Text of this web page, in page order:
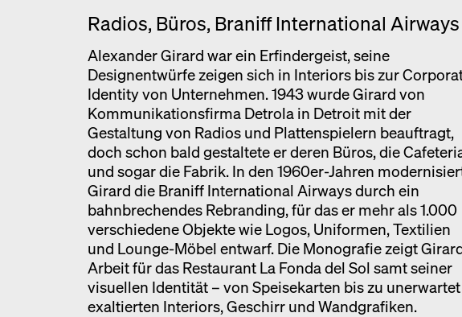
Radios, Büros, Braniff International Airways
Alexander Girard war ein Erfindergeist, seine
Designentwürfe zeigen sich in Interiors bis zur
Identity von Unternehmen. 1943 wurde Girard von
Kommunikationsfirma Detrola in Detroit mit der
Gestaltung von Radios und Plattenspielern beauftragt,
doch schon bald gestaltete er deren Büros, die
und sogar die Fabrik. In den 1960er-Jahren
Girard die Braniff International Airways durch ein
bahnbrechendes Rebranding, für das er mehr als 1.000
verschiedene Objekte wie Logos, Uniformen, Textilien
und Lounge-Möbel entwarf. Die Monografie zeigt
Arbeit für das Restaurant La Fonda del Sol samt seiner
visuellen Identität – von Speisekarten bis zu unerwartet
exaltierten Interiors, Geschirr und Wandgrafiken.